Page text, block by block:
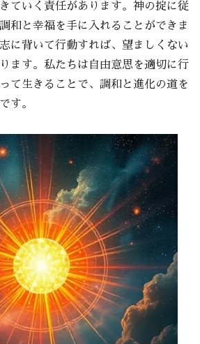
ていく責任があります。神の掟に従
和と幸福を手に入れることができま
に背いて行動すれば、望ましくない
ます。私たちは自由意思を適切に行
て生きることで、調和と進化の道を
す。